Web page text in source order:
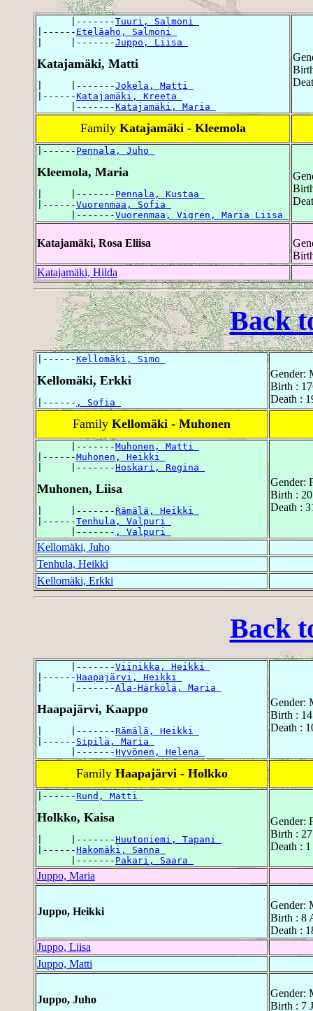
      |-------
Tuuri, Salmoni
|------ Eteläaho, Salmoni
|     |-------Juppo, Liisa
Katajamäki, Matti
|     |-------Jokela, Matti
|------Katajamäki, Kreeta
      |-------
Katajamäki, Maria
Family Katajamäki - Kleemola
|------ Pennala, Juho
Kleemola, Maria
|     |------- Pennala, Kustaa
|------Vuorenmaa, Sofia
      |-------
Vuorenmaa, Vigren, Maria Liisa
Katajamäki, Rosa Eliisa
Katajamäki, Hilda
Back
|------Kellomäki, Simo
Kellomäki, Erkki
|------ , Sofia
Gender:
Birth :
Death :
Family Kellomäki - Muhonen
      |-------
Muhonen, Matti
|------Muhonen, Heikki
|     |-------Hoskari, Regina
Muhonen, Liisa
|     |-------Rämälä, Heikki
|------Tenhula, Valpuri
      |-------
, Valpuri
Gender:
Birth :
Death :
Kellomäki, Juho
Tenhula, Heikki
Kellomäki, Erkki
Back
      |-------
Viinikka, Heikki
|------Haapajärvi, Heikki
|     |-------Ala-Härkölä, Maria
Haapajärvi, Kaappo
|     |-------Rämälä, Heikki
|------ Sipilä, Maria
      |-------
Hyvönen, Helena
Gender:
Birth :
Death :
Family Haapajärvi - Holkko
|------Rund, Matti
Holkko, Kaisa
|     |-------Huutoniemi, Tapani
|------Hakomäki, Sanna
      |-------
Pakari, Saara
Gender:
Birth :
Death :
Juppo, Maria
Juppo, Heikki
Gender:
Birth : 8
Death :
Juppo, Liisa
Juppo, Matti
Juppo, Juho
Gender:
Birth : 7